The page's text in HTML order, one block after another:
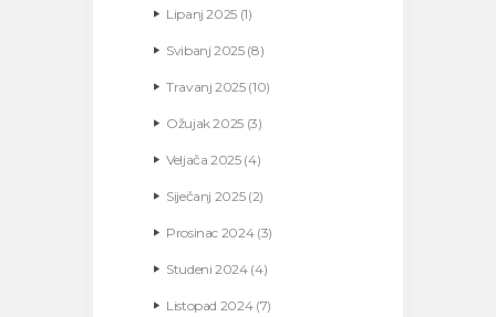
Lipanj2025 (1)
Svibanj2025(8)
Travanj2025(10)
Ožujak2025 (3)
Veljača2025(4)
Siječanj 2025(2)
Prosinac 2024(3)
Studeni2024(4)
Listopad 2024(7)